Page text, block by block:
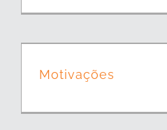
Motivações